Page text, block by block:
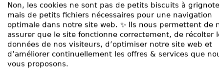
Non, les cookies ne sont pas de petits biscuits à
mais de petits fichiers nécessaires pour une navigation
optimale dans notre site web. ✨ Ils nous permettent de
assurer que le site fonctionne correctement, de récolter
données de nos visiteurs, d’optimiser notre site web et
d’améliorer continuellement les offres & services que
vous proposons.